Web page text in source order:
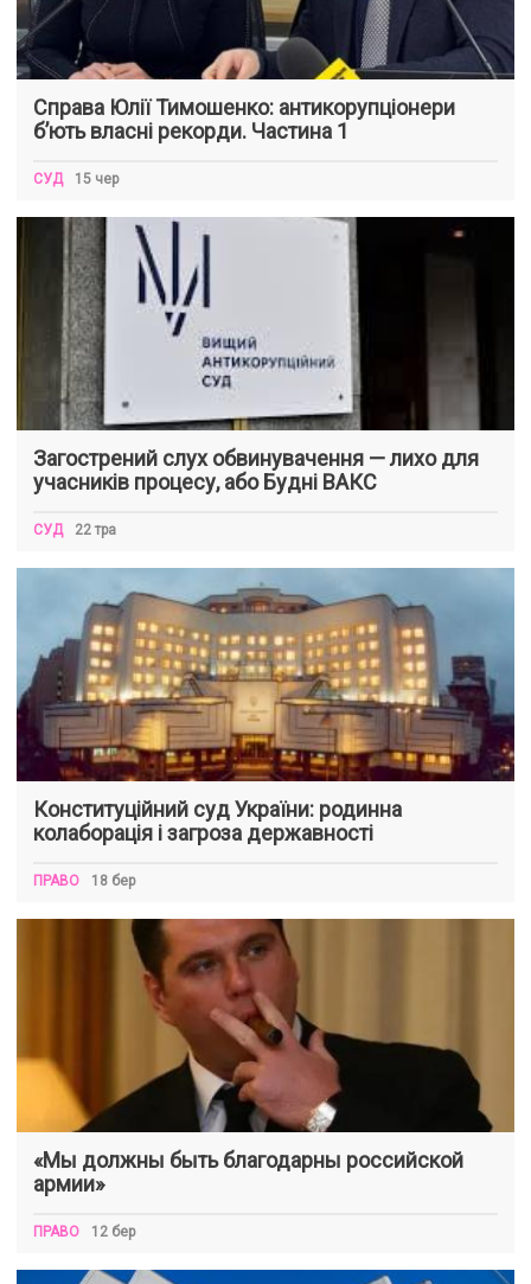
Справа Юлії Тимошенко: антикорупціонери
б’ють власні рекорди. Частина 1
СУД 15 чер
Загострений слух обвинувачення — лихо для
учасників процесу, або Будні ВАКС
СУД 22 тра
Конституційний суд України: родинна
колаборація і загроза державності
ПРАВО 18 бер
«Мы должны быть благодарны российской
армии»
ПРАВО 12 бер